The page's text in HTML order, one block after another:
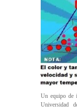
Un equipo de
Universidad